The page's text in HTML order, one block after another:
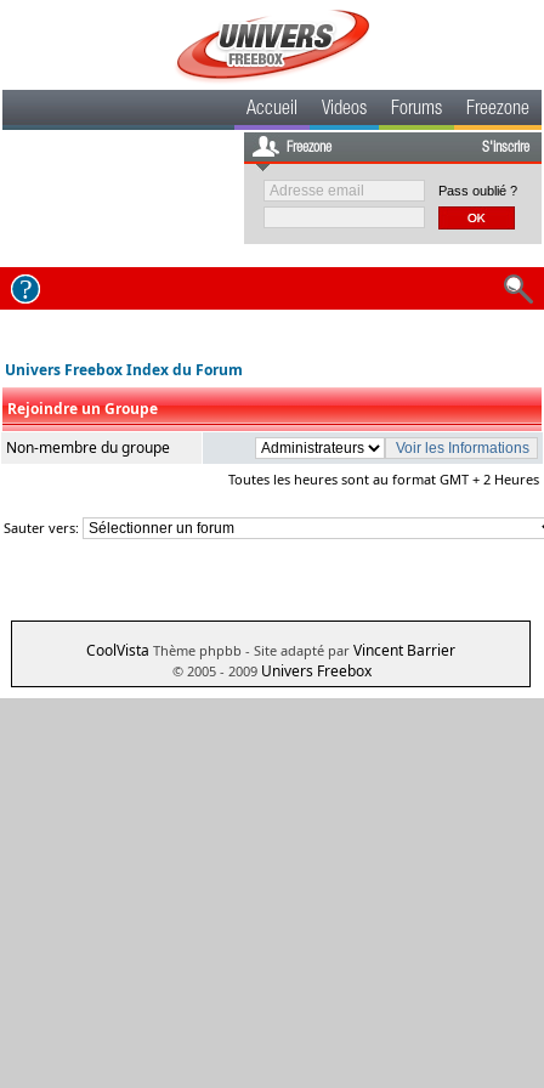
Accueil Videos Forums Freezone
Freezone S'inscrire
Pass oublié ?
Univers Freebox Index du Forum
Rejoindre un Groupe
Non-membre du groupe
Toutes les heures sont au format GMT + 2 Heures
Sauter vers:
CoolVista Thème phpbb - Site adapté par Vincent Barrier
© 2005 - 2009 Univers Freebox